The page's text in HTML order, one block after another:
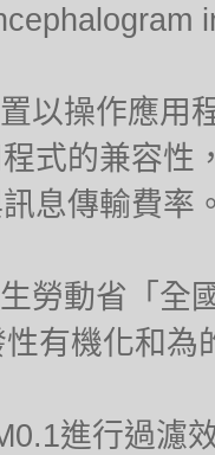
以操作應用
式的兼容性
息傳輸費率。
勞動省「全
有機化和為
進行過濾